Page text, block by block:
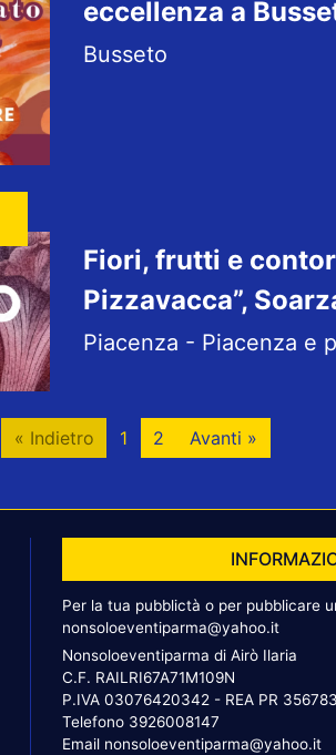
eccellenza a
Busseto
Fiori, frutti e
Pizzavacca”,
Piacenza - Piacenza e
« Indietro 1 2 Avanti »
Per la tua pubblictà o per pubblicare
nonsoloeventiparma@yahoo.it
Nonsoloeventiparma di Airò Ilaria
C.F. RAILRI67A71M109N
P.IVA 03076420342 - REA PR 356783
Telefono 3926008147
Email nonsoloeventiparma@yahoo.it